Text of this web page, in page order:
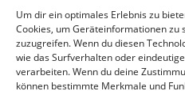
Um dir ein optimales Erlebnis zu
Cookies, um Geräteinformationen
zuzugreifen. Wenn du diesen
wie das Surfverhalten oder
verarbeiten. Wenn du deine
können bestimmte Merkmale und